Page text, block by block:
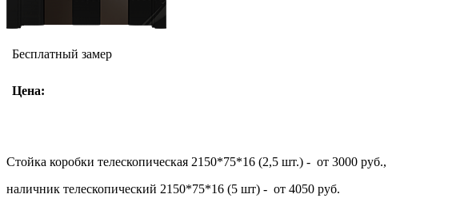
Бесплатный замер
Цена:
Стойка коробки телескопическая 2150*75*16 (2,5 шт.) - от 3000 руб.,
наличник телескопический 2150*75*16 (5 шт) - от 4050 руб.